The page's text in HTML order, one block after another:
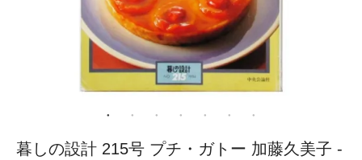
暮しの設計 215号 プチ・ガトー 加藤久美子 -